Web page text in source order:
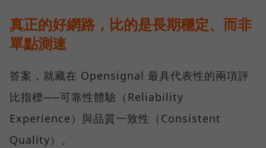
真正的好網路，比的是長期穩定、而非
單點測速
答案，就藏在 Opensignal 最具代表性的兩項評
比指標──可靠性體驗（Reliability
Experience）與品質一致性（Consistent
Quality）。